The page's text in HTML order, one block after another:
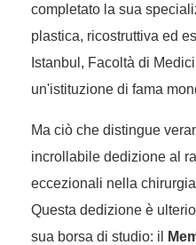
completato la sua
plastica, ricostruttiva ed
Istanbul, Facoltà di
un'istituzione di fama
Ma ciò che distingue
incrollabile dedizione al
eccezionali nella
Questa dedizione è
sua borsa di studio: il